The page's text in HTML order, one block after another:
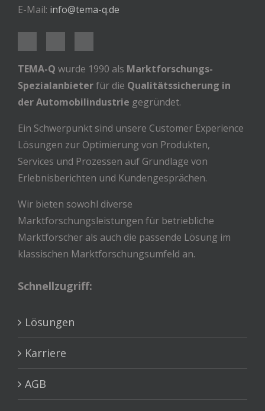
E-Mail: info@tema-q.de
TEMA-Q wurde 1990 als Marktforschungs-
Spezialanbieterfür die Qualitätssicherung in
der Automobilindustrie gegründet.
Ein Schwerpunkt sind unsere Customer Experience
Lösungen zur Optimierung von Produkten,
Services und Prozessen auf Grundlage von
Erlebnisberichten und Kundengesprächen.
Wir bieten sowohl diverse
Marktforschungsleistungen für betriebliche
Marktforscher als auch die passende Lösung im
klassischen Marktforschungsumfeld an.
Schnellzugriff:
Lösungen
Karriere
AGB